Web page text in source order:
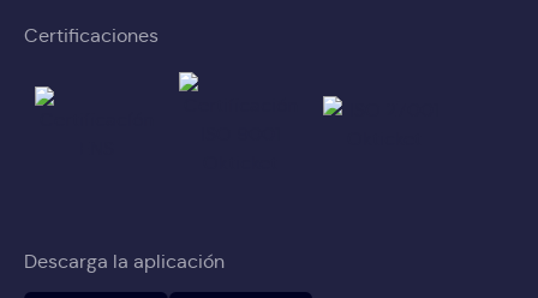
Certificaciones
Descarga la aplicación